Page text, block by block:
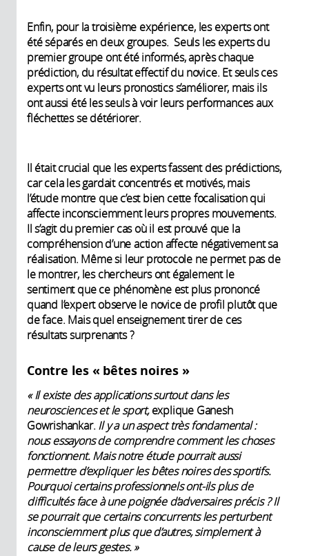
Enfin, pour la troisième expérience, les experts ont
été séparés en deux groupes. Seuls les experts du
premier groupe ont été informés, après chaque
prédiction, du résultat effectif du novice. Et seuls ces
experts ont vu leurs pronostics s’améliorer, mais ils
ont aussi été les seuls à voir leurs performances aux
fléchettes se détériorer.
Il était crucial que les experts fassent des prédictions,
car cela les gardait concentrés et motivés, mais
l’étude montre que c’est bien cette focalisation qui
affecte inconsciemment leurs propres mouvements.
Il s’agit du premier cas où il est prouvé que la
compréhension d’une action affecte négativement sa
réalisation. Même si leur protocole ne permet pas de
le montrer, les chercheurs ont également le
sentiment que ce phénomène est plus prononcé
quand l’expert observe le novice de profil plutôt que
de face. Mais quel enseignement tirer de ces
résultats surprenants ?
Contre les « bêtes noires »
« Il existe des applications surtout dans les
neurosciences et le sport,explique Ganesh
Gowrishankar. Il y a un aspect très fondamental :
nous essayons de comprendre comment les choses
fonctionnent. Mais notre étude pourrait aussi
permettre d’expliquer les bêtes noires des sportifs.
Pourquoi certains professionnels ont-ils plus de
difficultés face à une poignée d’adversaires précis ? Il
se pourrait que certains concurrents les perturbent
inconsciemment plus que d’autres, simplement à
cause de leurs gestes.»